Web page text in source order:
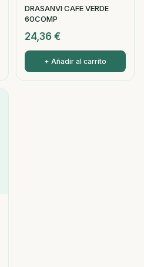
DRASANVI CAFE VERDE
60COMP
24,36 €
+ Añadir al carrito